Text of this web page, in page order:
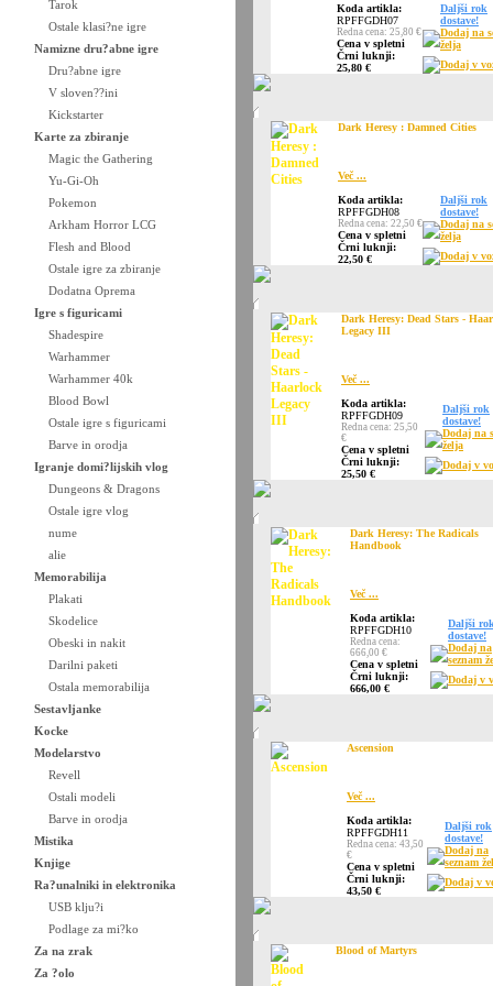
Tarok
Ostale klasi?ne igre
Namizne dru?abne igre
Dru?abne igre
V sloven??ini
Kickstarter
Karte za zbiranje
Magic the Gathering
Yu-Gi-Oh
Pokemon
Arkham Horror LCG
Flesh and Blood
Ostale igre za zbiranje
Dodatna Oprema
Igre s figuricami
Shadespire
Warhammer
Warhammer 40k
Blood Bowl
Ostale igre s figuricami
Barve in orodja
Igranje domi?lijskih vlog
Dungeons & Dragons
Ostale igre vlog
nume
alie
Memorabilija
Plakati
Skodelice
Obeski in nakit
Darilni paketi
Ostala memorabilija
Sestavljanke
Kocke
Modelarstvo
Revell
Ostali modeli
Barve in orodja
Mistika
Knjige
Ra?unalniki in elektronika
USB klju?i
Podlage za mi?ko
Za na zrak
Za ?olo
Koda artikla:
RPFFGDH07
Redna cena: 25,80 €
Cena v spletni
Črni luknji:
25,80 €
Daljši rok
dostave!
Dodaj na
želja
Dodaj v
Dark Heresy : Damned Cities
Več ...
Koda artikla:
RPFFGDH08
Redna cena: 22,50 €
Cena v spletni
Črni luknji:
22,50 €
Daljši rok
dostave!
Dodaj na
želja
Dodaj v
Dark Heresy: Dead Stars -
Legacy III
Več ...
Koda artikla:
RPFFGDH09
Redna cena: 25,50
€
Cena v spletni
Črni luknji:
25,50 €
Daljši rok
dostave!
Dodaj na
želja
Dodaj v
Dark Heresy: The Radicals
Handbook
Več ...
Koda artikla:
RPFFGDH10
Redna cena:
666,00 €
Cena v spletni
Črni luknji:
666,00 €
Daljši
dostave!
Dodaj na
seznam
Dodaj v
Ascension
Več ...
Koda artikla:
RPFFGDH11
Redna cena: 43,50
€
Cena v spletni
Črni luknji:
43,50 €
Daljši rok
dostave!
Dodaj na
seznam
Dodaj v
Blood of Martyrs